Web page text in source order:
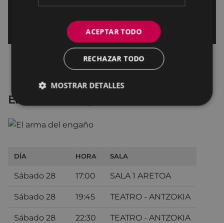
El arma del engaño
DÍA HORA SALA
Sábado 28 17:00 SALA 1 ARETOA
Sábado 28 19:45 TEATRO - ANTZOKIA
Sábado 28 22:30 TEATRO - ANTZOKIA
ACEPTAR TODO
RECHAZAR TODO
MOSTRAR DETALLES